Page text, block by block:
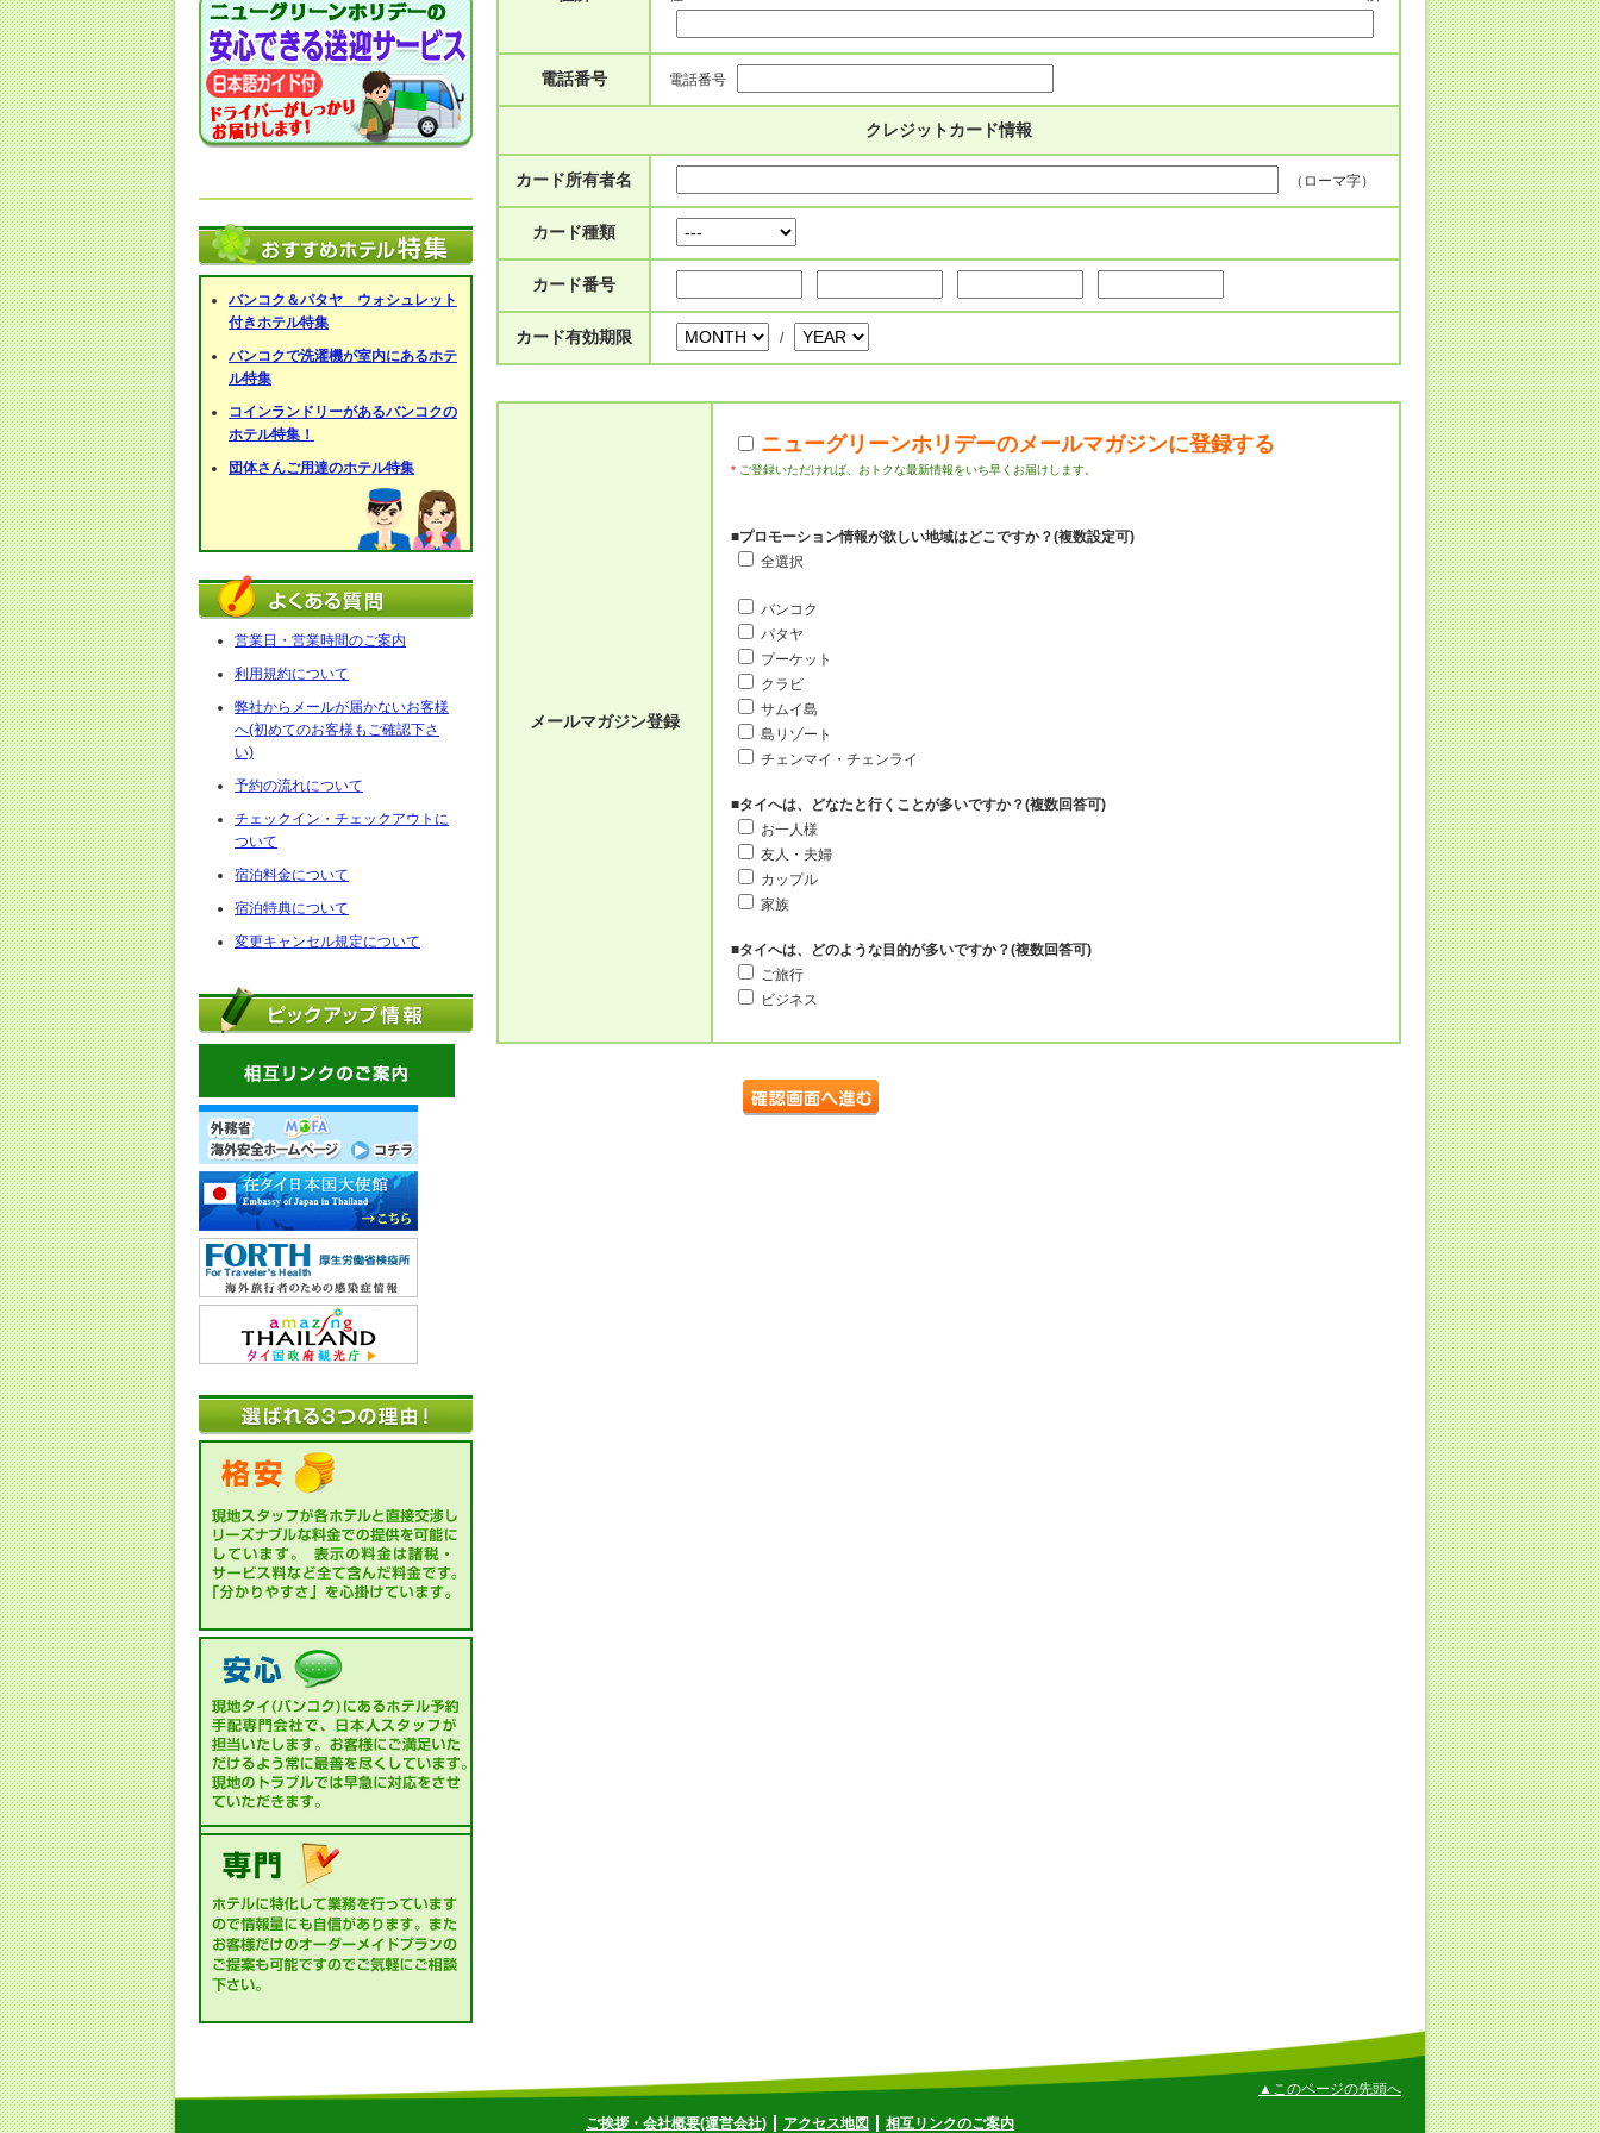
バンコク＆パタヤ ウォシュレット
付きホテル特集
バンコクで洗濯機が室内にあるホテ
ル特集
コインランドリーがあるバンコクの
ホテル特集！
団体さんご用達のホテル特集
営業日・営業時間のご案内
利用規約について
弊社からメールが届かないお客様
へ(初めてのお客様もご確認下さ
い)
予約の流れについて
チェックイン・チェックアウトに
ついて
宿泊料金について
宿泊特典について
変更キャンセル規定について
電話番号 電話番号
クレジットカード情報
カード所有者名 （ローマ字）
カード種類
カード番号
カード有効期限 /
メールマガジン登録
ニューグリーンホリデーのメールマガジンに登録する
* ご登録いただければ、おトクな最新情報をいち早くお届けします。
■プロモーション情報が欲しい地域はどこですか？(複数設定可)
全選択
バンコク
パタヤ
プーケット
クラビ
サムイ島
島リゾート
チェンマイ・チェンライ
■タイへは、どなたと行くことが多いですか？(複数回答可)
お一人様
友人・夫婦
カップル
家族
■タイへは、どのような目的が多いですか？(複数回答可)
ご旅行
ビジネス
▲このページの先頭へ
ご挨拶・会社概要(運営会社) アクセス地図 相互リンクのご案内